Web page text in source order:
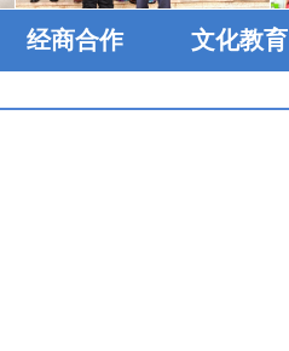
经商合作 文化教育